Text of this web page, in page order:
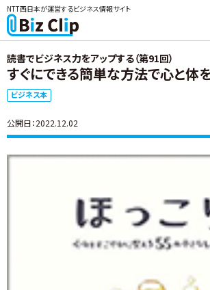
NTT西日本が運営するビジネス情報サイト
読書でビジネス力をアップする（第91回）
すぐにできる簡単な方法で心と体
ビジネス本
公開日：2022.12.02